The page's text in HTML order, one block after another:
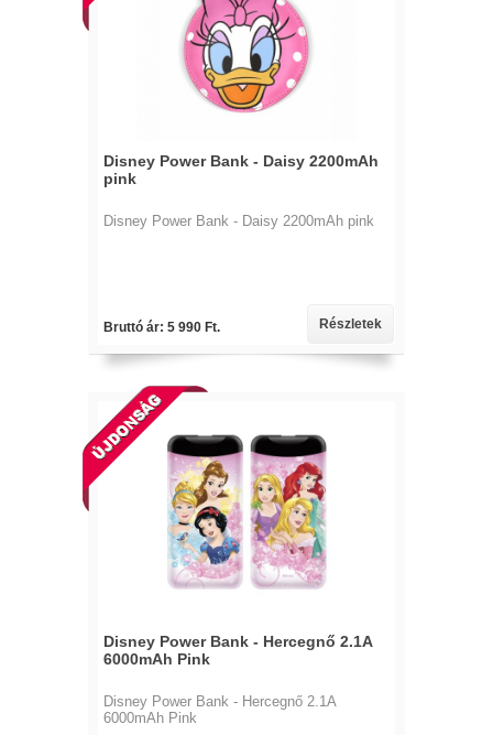
Disney Power Bank - Daisy 2200mAh
pink
Disney Power Bank - Daisy 2200mAh pink
Bruttó ár: 5 990 Ft. Részletek
Disney Power Bank - Hercegnő 2.1A
6000mAh Pink
Disney Power Bank - Hercegnő 2.1A
6000mAh Pink